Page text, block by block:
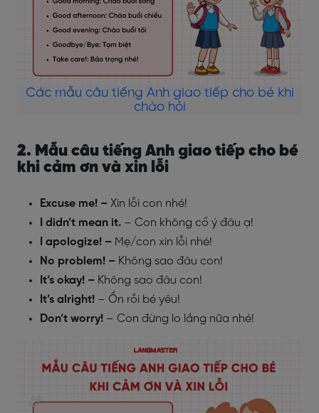
Các mẫu câu tiếng Anh giao tiếp cho bé khi
chào hỏi
2. Mẫu câu tiếng Anh giao tiếp cho bé
khi cảm ơn và xin lỗi
Excuse me! – Xin lỗi con nhé!
I didn’t mean it. – Con không cố ý đâu ạ!
I apologize! – Mẹ/con xin lỗi nhé!
No problem! – Không sao đâu con!
It’s okay! – Không sao đâu con!
It’s alright! – Ổn rồi bé yêu!
Don’t worry! – Con đừng lo lắng nữa nhé!